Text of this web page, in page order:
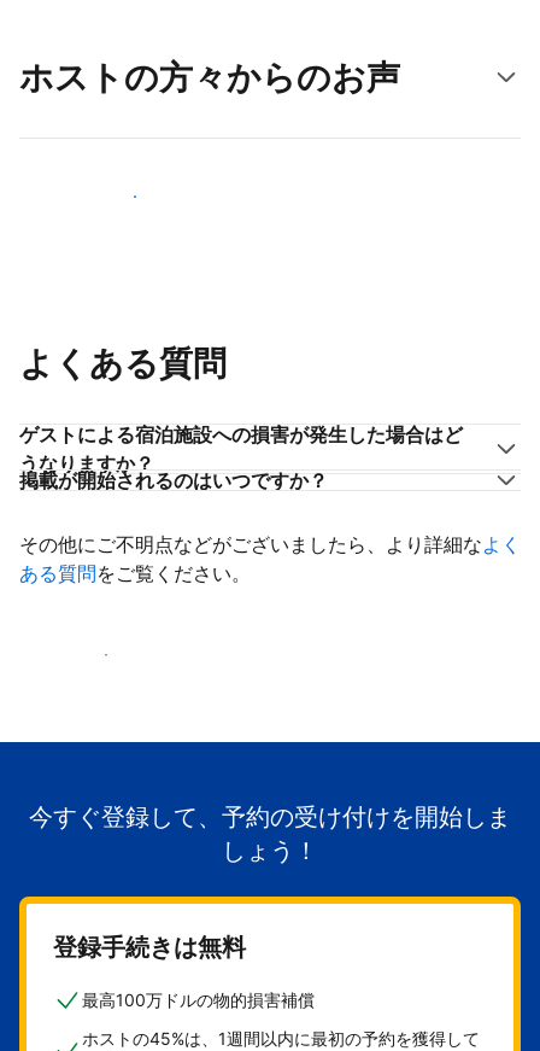
ホストの方々からのお声
ホストとして登録する
よくある質問
ゲストによる宿泊施設への損害が発生した場合はど
うなりますか？
掲載が開始されるのはいつですか？
その他にご不明点などがございましたら、より詳細なよく
ある質問をご覧ください。
掲載を開始する
今すぐ登録して、予約の受け付けを開始しま
しょう！
登録手続きは無料
最高100万ドルの物的損害補償
ホストの45%は、1週間以内に最初の予約を獲得して